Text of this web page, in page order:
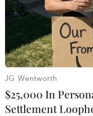
ngân hàng
06/08/2026 11:43
Hướng tới mục tiêu
đạt 1% GDP vào năm
06/08/2026 10:23
JG Wentworth
$25,000 In
Settlement